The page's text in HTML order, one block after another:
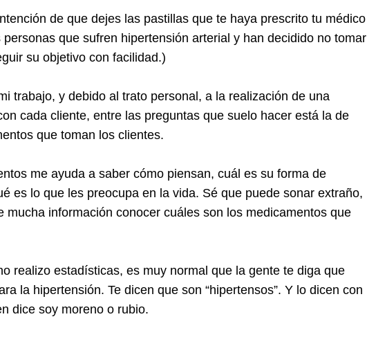
de que dejes las pastillas que te haya prescrito tu médico
que sufren hipertensión arterial y han decidido no tomar
su objetivo con facilidad.)
trabajo, y debido al trato personal, a la realización de una
cada cliente, entre las preguntas que suelo hacer está la de
que toman los clientes.
me ayuda a saber cómo piensan, cuál es su forma de
es lo que les preocupa en la vida. Sé que puede sonar extraño,
mucha información conocer cuáles son los medicamentos que
realizo estadísticas, es muy normal que la gente te diga que
la hipertensión. Te dicen que son “hipertensos”. Y lo dicen con
dice soy moreno o rubio.